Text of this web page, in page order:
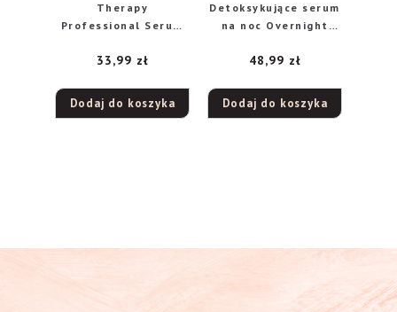
Therapy
Professional Serum
witaminy C + Cg na
30ml
33,99 zł
Dodaj do koszyka
Detoksykujące serum
na noc Overnight
48,99 zł
Dodaj do koszyka